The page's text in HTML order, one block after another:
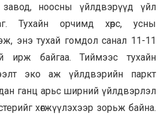
ноосны үйлдвэрүүд үйл
Тухайн орчимд хөрс, усны
энэ тухай гомдол санал 11-11
ирж байгаа. Тиймээс тухайн
эко аж үйлдвэрийн паркт
ганц арьс ширний үйлдвэрлэл
хөгжүүлэхээр зорьж байна.